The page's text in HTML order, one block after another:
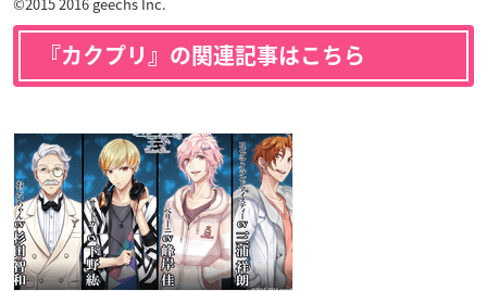
©2015 2016 geechs Inc.
『カクプリ』の関連記事はこちら